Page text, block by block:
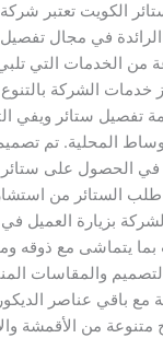
الكويت تعتبر
في مجال تفصيل
من الخدمات التي
خدمات الشركة
تفصيل ستائر ويفي
المحلية. تم
في الحصول على ستائر
طلب الستائر من
بزيارة العميل
بما يتماشى مع ذوقه
والمقاسات
مع باقي عناصر
متنوعة من الأقمشة